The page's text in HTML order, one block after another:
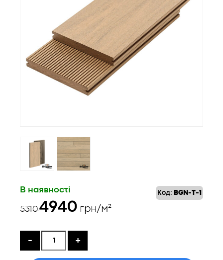
Код: BGN-T-1
В наявності
5310
Оригінальна
5310 ₴.
4940
Поточна
4940 ₴.
грн/м²
- +